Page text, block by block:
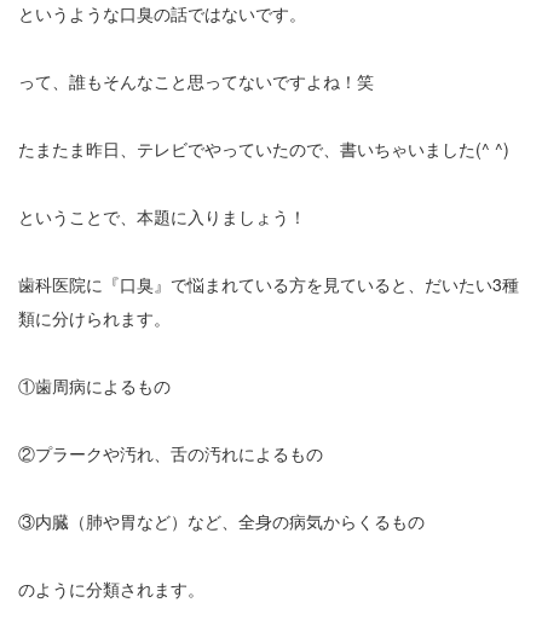
というような口臭の話ではないです。
って、誰もそんなこと思ってないですよね！笑
たまたま昨日、テレビでやっていたので、書いちゃいました(^ ^)
ということで、本題に入りましょう！
歯科医院に『口臭』で悩まれている方を見ていると、だいたい3種
類に分けられます。
①歯周病によるもの
②プラークや汚れ、舌の汚れによるもの
③内臓（肺や胃など）など、全身の病気からくるもの
のように分類されます。